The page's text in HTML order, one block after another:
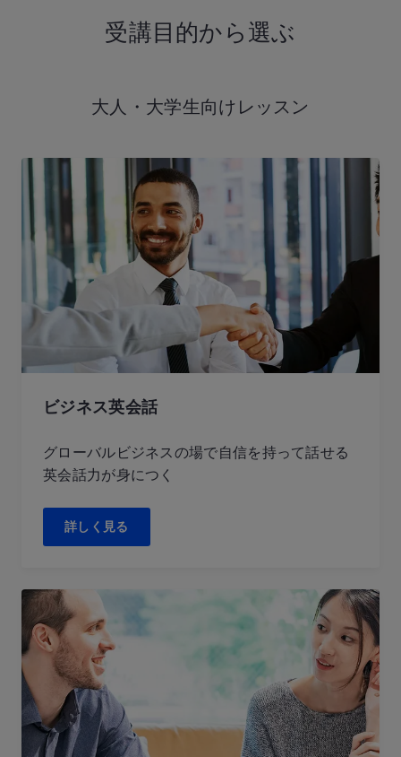
受講目的から選ぶ
大人・大学生向けレッスン
ビジネス英会話
グローバルビジネスの場で自信を持って話せる
英会話力が身につく
詳しく見る